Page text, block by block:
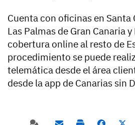
Cuenta con oficinas en Santa
Las Palmas de Gran Canaria
cobertura online al resto de
procedimiento se puede
telemática desde el área
desde la app de Canarias sin